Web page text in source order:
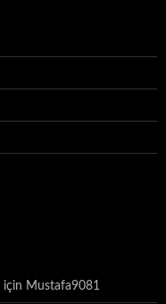
için Mustafa9081